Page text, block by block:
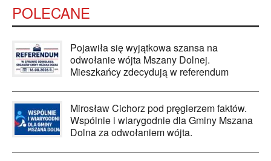
POLECANE
Pojawiła się wyjątkowa szansa na
odwołanie wójta Mszany Dolnej.
Mieszkańcy zdecydują w referendum
Mirosław Cichorz pod pręgierzem faktów.
Wspólnie i wiarygodnie dla Gminy Mszana
Dolna za odwołaniem wójta.